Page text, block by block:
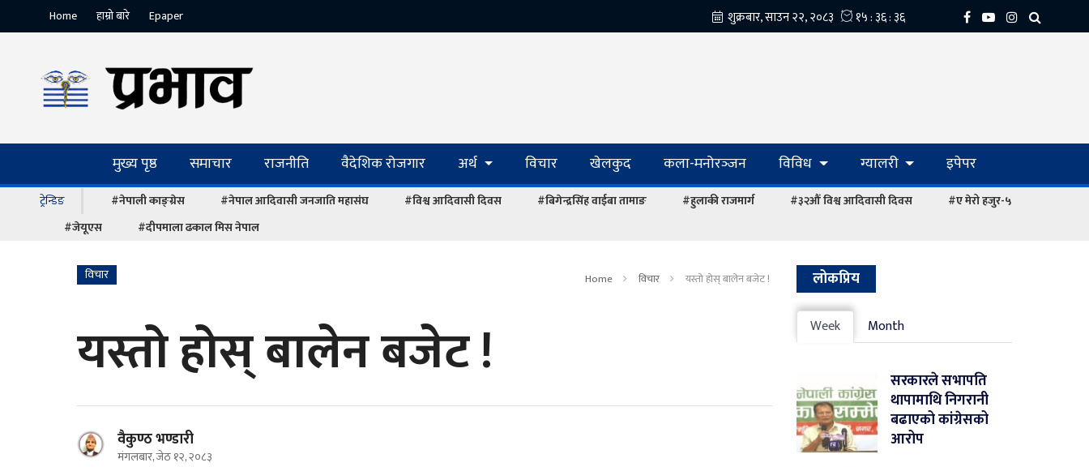
Home हाम्रो बारे Epaper
मुख्य पृष्ठ समाचार राजनीति वैदेशिक रोजगार अर्थ विचार खेलकुद कला-मनोरञ्‍जन विविध ग्यालरी इपेपर
ट्रेन्डिङ #नेपाली काङ्ग्रेस #नेपाल आदिवासी जनजाति महासंघ #विश्व आदिवासी दिवस #बिगेन्द्रसिंह वाईबा तामाङ #हुलाकी राजमार्ग #३२औं विश्व आदिवासी दिवस
#ए मेरो हजुर-५
#जेयूएस
#दीपमाला ढकाल मिस नेपाल
विचार Home विचार यस्तो होस् बालेन बजेट !
यस्तो होस् बालेन बजेट !
वैकुण्ठ भण्डारी
मंगलबार, जेठ १२, २०८३
लोकप्रिय
Week Month
सरकारले सभापति
थापामाथि निगरानी
बढाएको कांग्रेसको
आरोप